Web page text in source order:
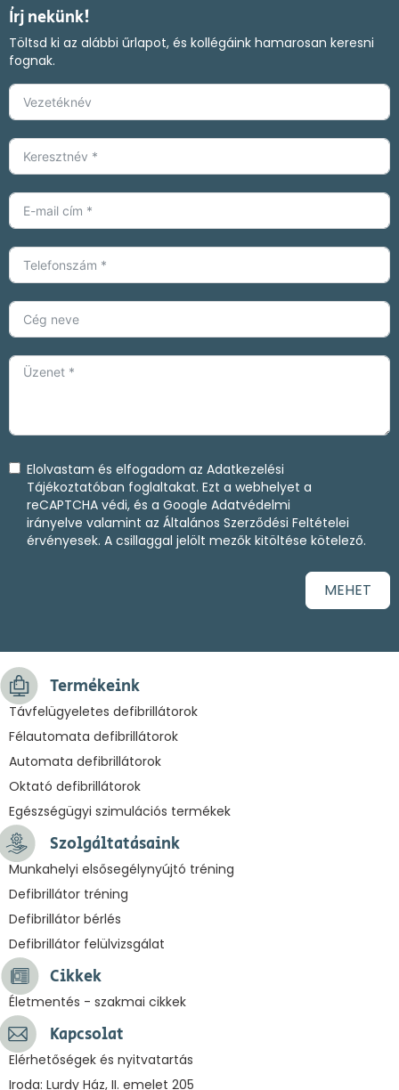
Írj nekünk!
Töltsd ki az alábbi űrlapot, és kollégáink hamarosan keresni
fognak.
Elolvastam és elfogadom az Adatkezelési
Tájékoztatóban foglaltakat. Ezt a webhelyet a
reCAPTCHA védi, és a Google Adatvédelmi
irányelve valamint az Általános Szerződési Feltételei
érvényesek. A csillaggal jelölt mezők kitöltése kötelező.
MEHET
Termékeink
Távfelügyeletes defibrillátorok
Félautomata defibrillátorok
Automata defibrillátorok
Oktató defibrillátorok
Egészségügyi szimulációs termékek
Szolgáltatásaink
Munkahelyi elsősegélynyújtó tréning
Defibrillátor tréning
Defibrillátor bérlés
Defibrillátor felülvizsgálat
Cikkek
Életmentés - szakmai cikkek
Kapcsolat
Elérhetőségek és nyitvatartás
Iroda: Lurdy Ház, II. emelet 205